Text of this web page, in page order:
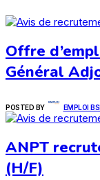
Offre
Général
POSTED BY EMPLOI
ANPT
(H/F)